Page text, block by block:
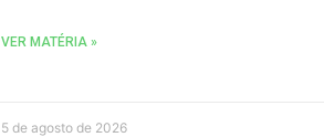
VER MATÉRIA »
5 de agosto de 2026